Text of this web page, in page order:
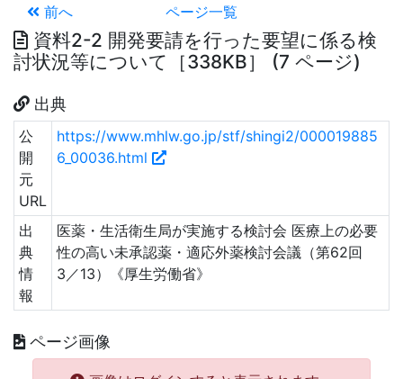
前へ ページ一覧
資料2-2 開発要請を行った要望に係る検
討状況等について［338KB］ (7 ページ)
出典
公
開
元
URL
https://www.mhlw.go.jp/stf/shingi2/000019885
6_00036.html
出
典
情
報
医薬・生活衛生局が実施する検討会 医療上の必要
性の高い未承認薬・適応外薬検討会議（第62回
3／13）《厚生労働省》
ページ画像